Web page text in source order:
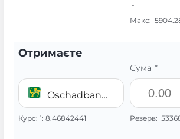
-
Макс:
Отримаєте
Oschadbank UAH
Курс: 1: 8.46842441
Сума *
Резерв: